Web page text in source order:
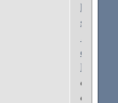
https://
e-
lyustry/
сейчас
снова